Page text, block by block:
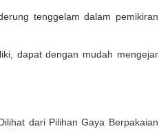
tenggelam dalam pemikiran
dapat dengan mudah mengejar
dari Pilihan Gaya Berpakaian